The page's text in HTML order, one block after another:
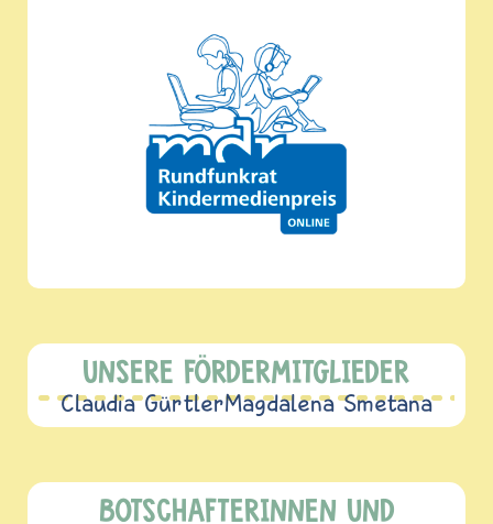
Claudia GürtlerMagdalena Smetana